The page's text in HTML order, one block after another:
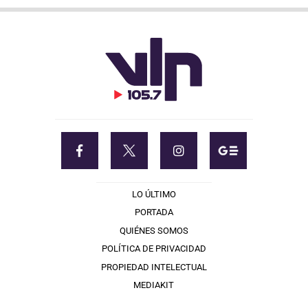
LO ÚLTIMO
PORTADA
QUIÉNES SOMOS
POLÍTICA DE PRIVACIDAD
PROPIEDAD INTELECTUAL
MEDIAKIT